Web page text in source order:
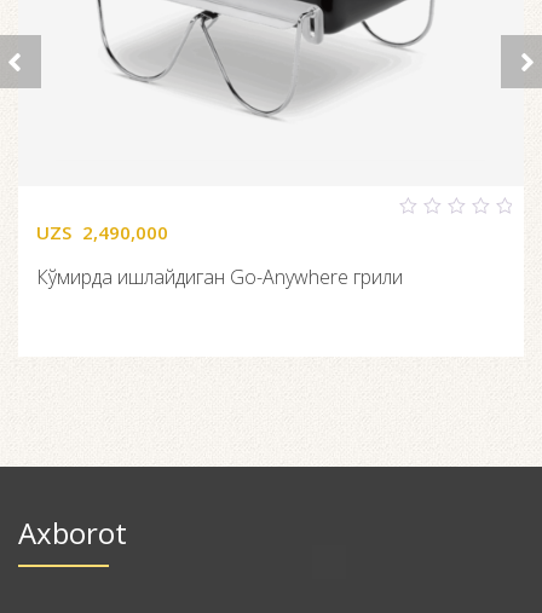
5
UZS 2,490,000
Кўмирда ишлайдиган Go-Anywhere грили
Axborot